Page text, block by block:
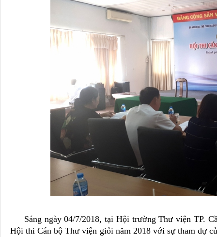
Sáng ngày 04/7/2018, tại Hội trường Thư viện TP.
Hội thi Cán bộ Thư viện giỏi năm 2018 với sự tham dự